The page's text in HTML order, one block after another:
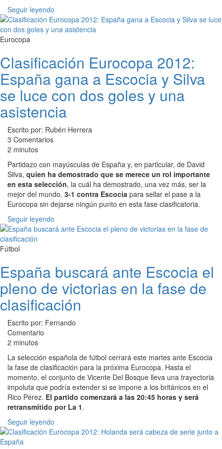
Seguir leyendo
Eurocopa
Clasificación Eurocopa 2012:
España gana a Escocia y Silva
se luce con dos goles y una
asistencia
Escrito por: Rubén Herrera
3 Comentarios
2 minutos
Partidazo con mayúsculas de España y, en particular, de David
Silva, quien ha demostrado que se merece un rol importante
en esta selección, la cuál ha demostrado, una vez más, ser la
mejor del mundo. 3-1 contra Escocia para sellar el pase a la
Eurocopa sin dejarse ningún punto en esta fase clasificatoria.
Seguir leyendo
Fútbol
España buscará ante Escocia el
pleno de victorias en la fase de
clasificación
Escrito por: Fernando
Comentario
2 minutos
La selección española de fútbol cerrará este martes ante Escocia
la fase de clasificación para la próxima Eurocopa. Hasta el
momento, el conjunto de Vicente Del Bosque lleva una trayectoria
impoluta que podría extender si se impone a los británicos en el
Rico Pérez. El partido comenzará a las 20:45 horas y será
retransmitido por La 1.
Seguir leyendo